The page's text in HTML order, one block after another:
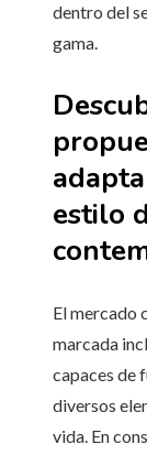
dentro del
gama.
estilo
El mercado
marcada
capaces de
diversos
vida. En